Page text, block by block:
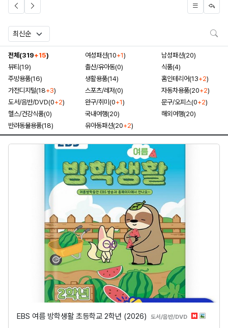
전체(319+15) 여성패션(10+1)
남성패션(20)
뷰티(19)
출산/유아동(0)
식품(4)
주방용품(16)
생활용품(14) 홈인테리어(13+2)
가전디지털(18+3) 스포츠/레저(0) 자동차용품(20+2)
도서/음반/DVD(0+2) 완구/취미(0+1) 문구/오피스(0+2)
헬스/건강식품(0)
국내여행(20)
해외여행(20)
반려동물용품(18)
유아동패션(20+2)
EBS 여름 방학생활 초등학교 2학년 (2026) 도서/음반/DVD분류